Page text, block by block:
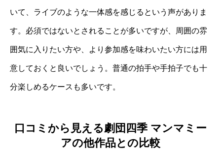
いて、ライブのような一体感を感じるという声がありま
す。必須ではないとされることが多いですが、周囲の雰
囲気に入りたい方や、より参加感を味わいたい方には用
意しておくと良いでしょう。普通の拍手や手拍子でも十
分楽しめるケースも多いです。
口コミから見える劇団四季 マンマミー
アの他作品との比較